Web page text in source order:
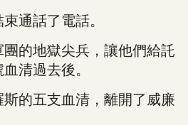
通話了電話。
的地獄尖兵，讓他們給託
清過去後。
的五支血清，離開了威廉